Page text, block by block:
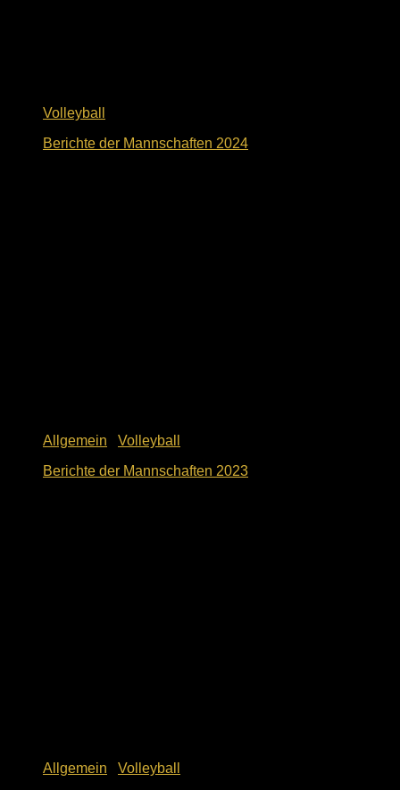
Volleyball
Berichte der Mannschaften 2024
Allgemein
Volleyball
Berichte der Mannschaften 2023
Allgemein
Volleyball